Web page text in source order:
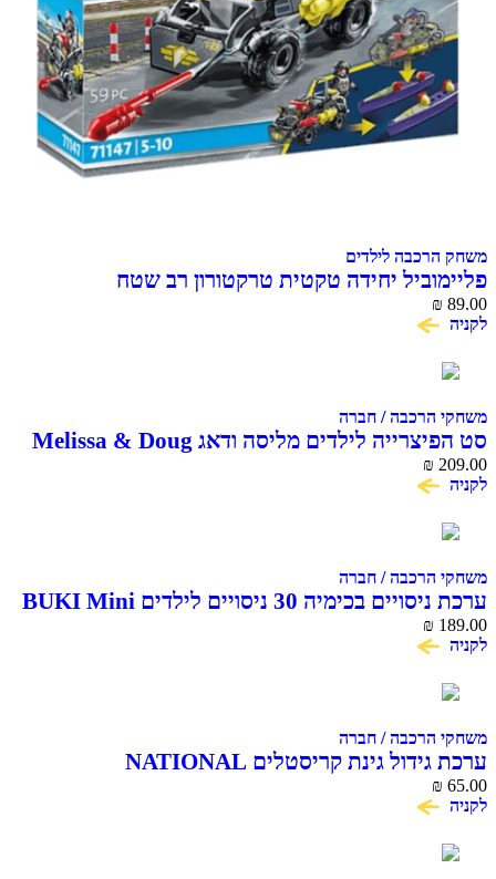
משחק הרכבה לילדים
פליימוביל יחידה טקטית טרקטורון רב שטח
₪ 89.00
לקניה
משחקי הרכבה / חברה
סט הפיצרייה לילדים מליסה ודאג Melissa & Doug
₪ 209.00
לקניה
משחקי הרכבה / חברה
ערכת ניסויים בכימיה 30 ניסויים לילדים BUKI Mini
Chemistry
₪ 189.00
לקניה
משחקי הרכבה / חברה
ערכת גידול גינת קריסטלים NATIONAL
GEOGRAPHIC CRYSTAL GARDEN
₪ 65.00
לקניה